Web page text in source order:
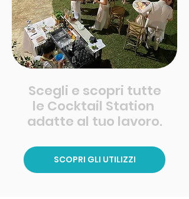
Scegli e scopri tutte
le Cocktail Station
adatte al tuo lavoro.
SCOPRI GLI UTILIZZI